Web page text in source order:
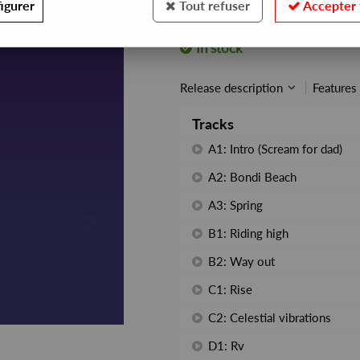
RUTI001LP
In stock
Release description Features
Tracks
A1: Intro (Scream for dad)
A2: Bondi Beach
A3: Spring
B1: Riding high
B2: Way out
C1: Rise
C2: Celestial vibrations
D1: Rv
Tout refuser Accepter